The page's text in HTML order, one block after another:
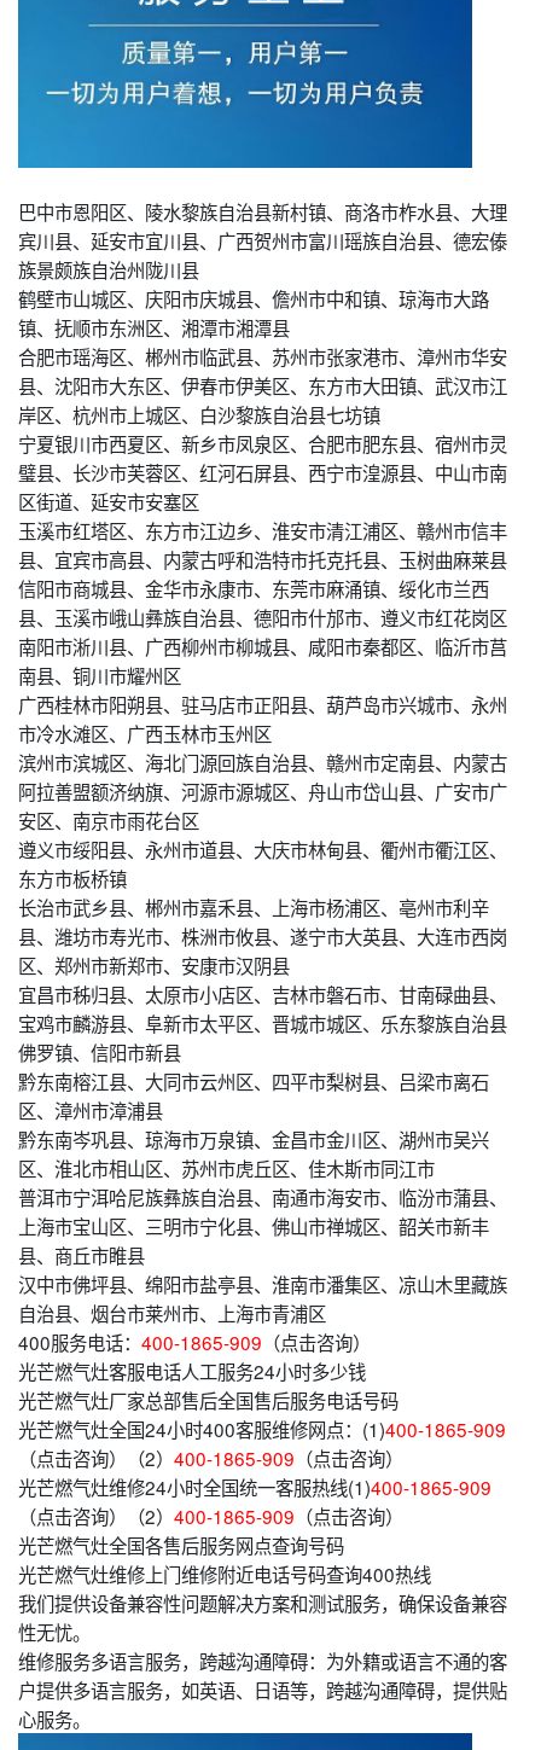
巴中市恩阳区、陵水黎族自治县新村镇、商洛市柞水县、大理
宾川县、延安市宜川县、广西贺州市富川瑶族自治县、德宏傣
族景颇族自治州陇川县
鹤壁市山城区、庆阳市庆城县、儋州市中和镇、琼海市大路
镇、抚顺市东洲区、湘潭市湘潭县
合肥市瑶海区、郴州市临武县、苏州市张家港市、漳州市华安
县、沈阳市大东区、伊春市伊美区、东方市大田镇、武汉市江
岸区、杭州市上城区、白沙黎族自治县七坊镇
宁夏银川市西夏区、新乡市凤泉区、合肥市肥东县、宿州市灵
璧县、长沙市芙蓉区、红河石屏县、西宁市湟源县、中山市南
区街道、延安市安塞区
玉溪市红塔区、东方市江边乡、淮安市清江浦区、赣州市信丰
县、宜宾市高县、内蒙古呼和浩特市托克托县、玉树曲麻莱县
信阳市商城县、金华市永康市、东莞市麻涌镇、绥化市兰西
县、玉溪市峨山彝族自治县、德阳市什邡市、遵义市红花岗区
南阳市淅川县、广西柳州市柳城县、咸阳市秦都区、临沂市莒
南县、铜川市耀州区
广西桂林市阳朔县、驻马店市正阳县、葫芦岛市兴城市、永州
市冷水滩区、广西玉林市玉州区
滨州市滨城区、海北门源回族自治县、赣州市定南县、内蒙古
阿拉善盟额济纳旗、河源市源城区、舟山市岱山县、广安市广
安区、南京市雨花台区
遵义市绥阳县、永州市道县、大庆市林甸县、衢州市衢江区、
东方市板桥镇
长治市武乡县、郴州市嘉禾县、上海市杨浦区、亳州市利辛
县、潍坊市寿光市、株洲市攸县、遂宁市大英县、大连市西岗
区、郑州市新郑市、安康市汉阴县
宜昌市秭归县、太原市小店区、吉林市磐石市、甘南碌曲县、
宝鸡市麟游县、阜新市太平区、晋城市城区、乐东黎族自治县
佛罗镇、信阳市新县
黔东南榕江县、大同市云州区、四平市梨树县、吕梁市离石
区、漳州市漳浦县
黔东南岑巩县、琼海市万泉镇、金昌市金川区、湖州市吴兴
区、淮北市相山区、苏州市虎丘区、佳木斯市同江市
普洱市宁洱哈尼族彝族自治县、南通市海安市、临汾市蒲县、
上海市宝山区、三明市宁化县、佛山市禅城区、韶关市新丰
县、商丘市睢县
汉中市佛坪县、绵阳市盐亭县、淮南市潘集区、凉山木里藏族
自治县、烟台市莱州市、上海市青浦区
400服务电话： 400-1865-909 （点击咨询）
光芒燃气灶客服电话人工服务24小时多少钱
光芒燃气灶厂家总部售后全国售后服务电话号码
光芒燃气灶全国24小时400客服维修网点：(1)400-1865-909
（点击咨询）（2） 400-1865-909 （点击咨询）
光芒燃气灶维修24小时全国统一客服热线(1)400-1865-909
（点击咨询）（2） 400-1865-909 （点击咨询）
光芒燃气灶全国各售后服务网点查询号码
光芒燃气灶维修上门维修附近电话号码查询400热线
我们提供设备兼容性问题解决方案和测试服务，确保设备兼容
性无忧。
维修服务多语言服务，跨越沟通障碍：为外籍或语言不通的客
户提供多语言服务，如英语、日语等，跨越沟通障碍，提供贴
心服务。